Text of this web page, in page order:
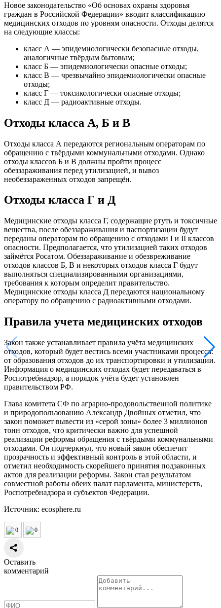
Новое законодательство «Об основах охраны здоровья
граждан в Российской Федерации» вводит классификацию
медицинских отходов по уровням опасности. Отходы делятся
на следующие классы:
класс А — эпидемиологически безопасные отходы,
аналогичные твёрдым бытовым;
класс Б — эпидемиологически опасные отходы;
класс В — чрезвычайно эпидемиологически опасные
отходы;
класс Г — токсикологически опасные отходы;
класс Д — радиоактивные отходы.
Отходы класса А, Б и В
Отходы класса А передаются региональным операторам по
обращению с твёрдыми коммунальными отходами. Однако
отходы классов Б и В должны пройти процесс
обеззараживания перед утилизацией, и вывоз
необеззараженных отходов запрещён.
Отходы класса Г и Д
Медицинские отходы класса Г, содержащие ртуть и токсичные
вещества, после обеззараживания и паспортизации будут
переданы операторам по обращению с отходами I и II классов
опасности. Предполагается, что утилизацией таких отходов
займётся Росатом. Обеззараживание и обезвреживание
отходов классов Б, В и некоторых отходов класса Г будут
выполняться специализированными организациями,
требования к которым определит правительство.
Медицинские отходы класса Д передаются национальному
оператору по обращению с радиоактивными отходами.
Правила учета медицинских отходов
Закон также устанавливает правила учёта медицинских
отходов, который будет вестись всеми участниками процесса:
от образования отходов до их транспортировки и утилизации.
Информация о медицинских отходах будет передаваться в
Роспотребнадзор, а порядок учёта будет установлен
правительством РФ.
Глава комитета СФ по аграрно-продовольственной политике
и природопользованию Александр Двойных отметил, что
закон поможет вывести из «серой зоны» более 3 миллионов
тонн отходов, что критически важно для успешной
реализации реформы обращения с твёрдыми коммунальными
отходами. Он подчеркнул, что новый закон обеспечит
прозрачность и эффективный контроль в этой области, и
отметил необходимость скорейшего принятия подзаконных
актов для реализации реформы. Закон стал результатом
совместной работы обеих палат парламента, министерств,
Роспотребнадзора и субъектов Федерации.
Источник: ecosphere.ru
0 0
Оставить
комментарий